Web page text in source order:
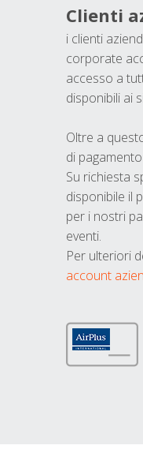
Clienti
i clienti
corporate
accesso a
disponibili ai
Oltre a
di
Su richiesta
disponibile il
per i nostri
eventi.
Per ulteriori
account